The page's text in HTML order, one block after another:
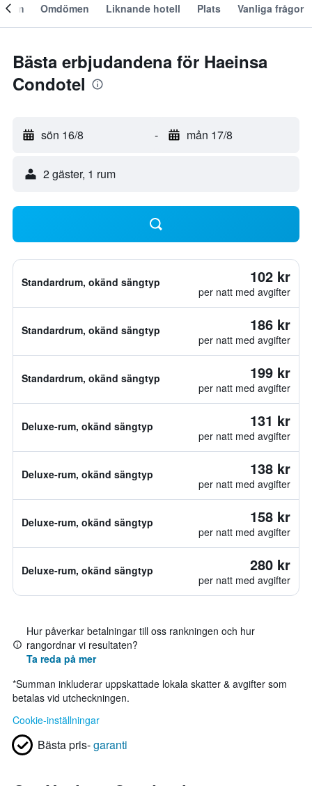
Om Omdömen Liknande hotell Plats Vanliga frågor
Bästa erbjudandena för Haeinsa
Condotel
sön 16/8 - mån 17/8
2 gäster, 1 rum
Standardrum, okänd sängtyp 102 kr
per natt med avgifter
Standardrum, okänd sängtyp 186 kr
per natt med avgifter
Standardrum, okänd sängtyp 199 kr
per natt med avgifter
Deluxe-rum, okänd sängtyp 131 kr
per natt med avgifter
Deluxe-rum, okänd sängtyp 138 kr
per natt med avgifter
Deluxe-rum, okänd sängtyp 158 kr
per natt med avgifter
Deluxe-rum, okänd sängtyp 280 kr
per natt med avgifter
Hur påverkar betalningar till oss rankningen och hur
rangordnar vi resultaten?
Ta reda på mer
*Summan inkluderar uppskattade lokala skatter & avgifter som
betalas vid utcheckningen.
Cookie-inställningar
Bästa pris-garanti